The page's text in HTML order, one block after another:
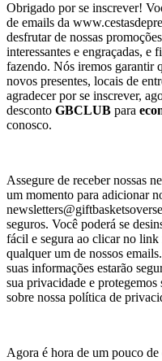
Obrigado por se inscrever!
de emails da
desfrutar de nossas
interessantes e engraçadas, e
fazendo. Nós iremos garantir
novos presentes, locais de
agradecer por se inscrever,
desconto GBCLUB para
conosco.
Assegure de receber nossas
um momento para adicionar
seguros. Você poderá se
fácil e segura ao clicar no
qualquer um de nossos
suas informações estarão
sua privacidade e protegemos
sobre nossa política de
Agora é hora de um pouco